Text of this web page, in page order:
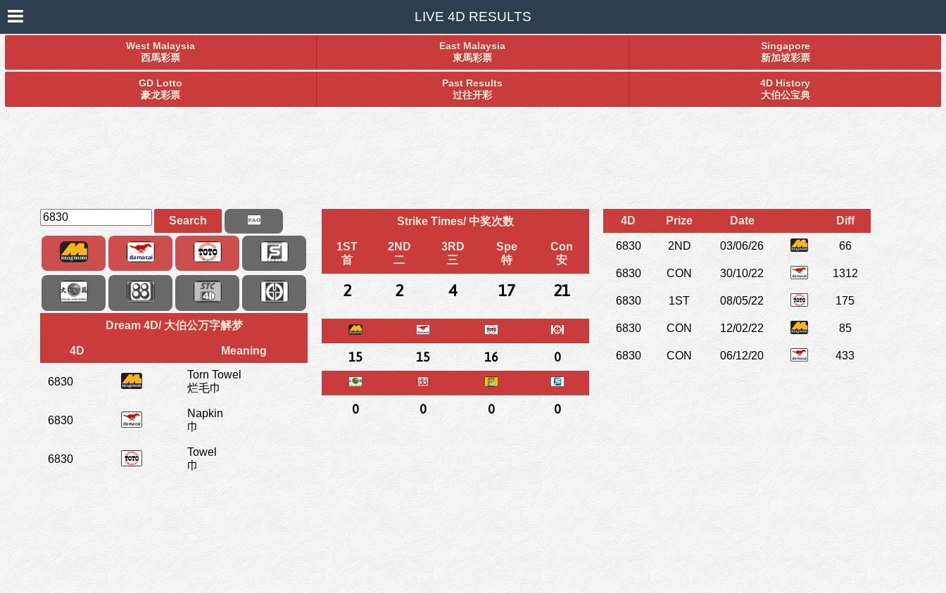
LIVE 4D RESULTS
West Malaysia
西馬彩票
East Malaysia
東馬彩票
Singapore
新加坡彩票
GD Lotto
豪龙彩票
Past Results
过往开彩
4D History
大伯公宝典
Search
Dream 4D/ 大伯公万字解梦
4D Meaning
6830
Torn Towel
烂毛巾
6830
Napkin
巾
6830
Towel
巾
Strike Times/ 中奖次数
1ST
首
2ND
二
3RD
三
Spe
特
Con
安
2 2 4 17 21
15 15 16 0
0 0 0 0
4D Prize Date Diff
6830 2ND 03/06/26 66
6830 CON 30/10/22 1312
6830 1ST 08/05/22 175
6830 CON 12/02/22 85
6830 CON 06/12/20 433